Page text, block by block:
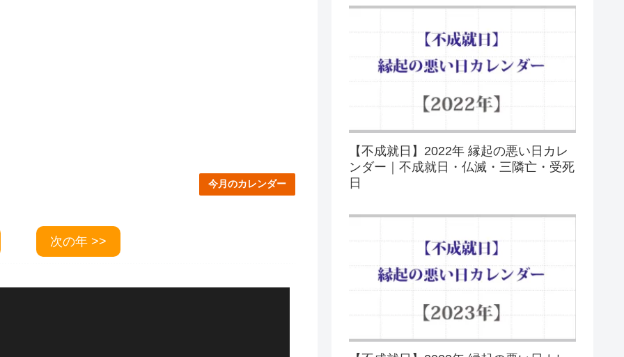
今月のカレンダー
次の年 >>
【不成就日】2022年 縁起の悪い日カレ
ンダー｜不成就日・仏滅・三隣亡・受死
日